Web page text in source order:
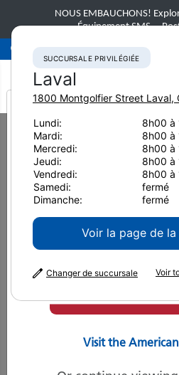
NOUS EMBAUCHONS!
Équipement SMS.
Succursale privilégiéeLaval
Home Équipement usagé
Bouteurs
2023 Komatsu D71PX-24 5361
It looks like
from
Visit the
SUCCURSALE PRIVILÉGIÉE
Laval
1800 Montgolfier Street Laval,
Lundi:
8h00 à
Mardi:
8h00 à
Mercredi:
8h00 à
Jeudi:
8h00 à
Vendredi:
8h00 à
Samedi:
fermé
Dimanche:
fermé
Voir la page de
Changer de succursale Voir